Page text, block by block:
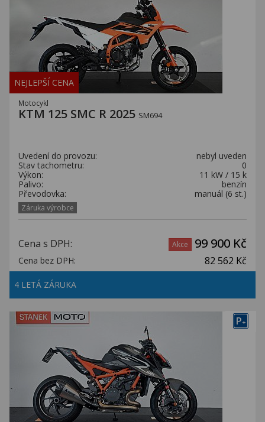
NEJLEPŠÍ CENA
Motocykl
KTM 125 SMC R 2025 SM694
Uvedení do provozu:
nebyl uveden
Stav tachometru:
0
Výkon:
11 kW / 15 k
Palivo:
benzín
Převodovka:
manuál (6 st.)
Záruka výrobce
Cena s DPH: Akce 99 900 Kč
Cena bez DPH: 82 562 Kč
4 LETÁ ZÁRUKA
P+